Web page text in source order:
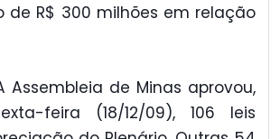
de R$ 300 milhões em relação
Assembleia de Minas aprovou,
feira (18/12/09), 106 leis